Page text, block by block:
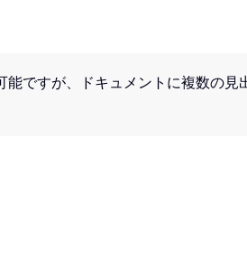
ですが、ドキュメントに複数の見